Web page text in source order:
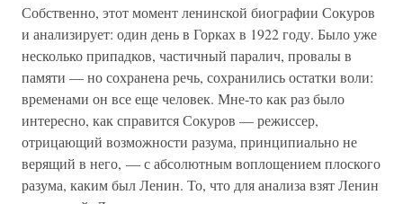
Собственно, этот момент ленинской биографии Сокуров
и анализирует: один день в Горках в 1922 году. Было уже
несколько припадков, частичный паралич, провалы в
памяти — но сохранена речь, сохранились остатки воли:
временами он все еще человек. Мне-то как раз было
интересно, как справится Сокуров — режиссер,
отрицающий возможности разума, принципиально не
верящий в него, — с абсолютным воплощением плоского
разума, каким был Ленин. То, что для анализа взят Ленин